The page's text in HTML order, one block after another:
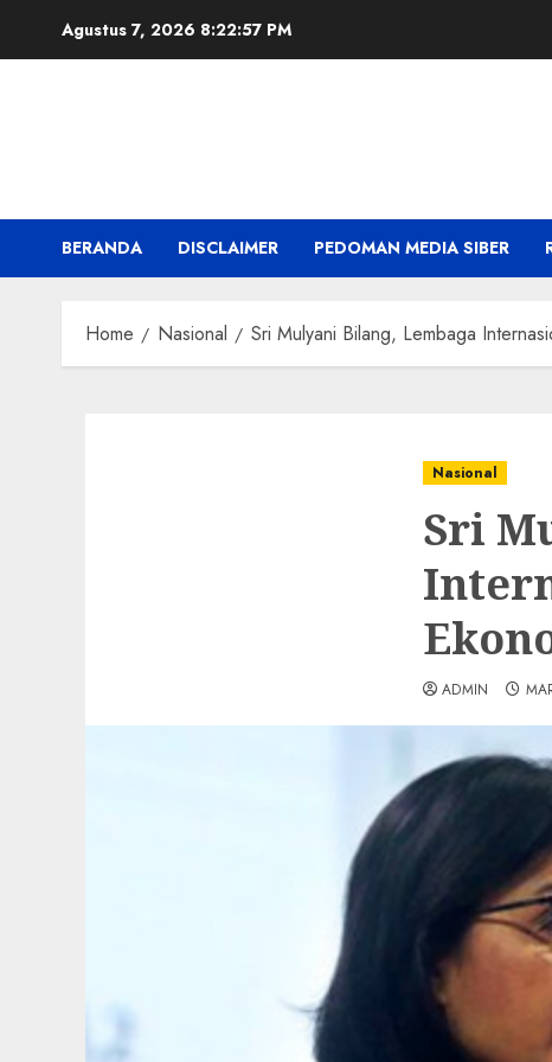
Agustus 7, 2026 8:22:58 PM
BERANDA DISCLAIMER PEDOMAN MEDIA SIBER
Home Nasional Sri Mulyani Bilang, Lembaga
Nasional
Sri
ADMIN